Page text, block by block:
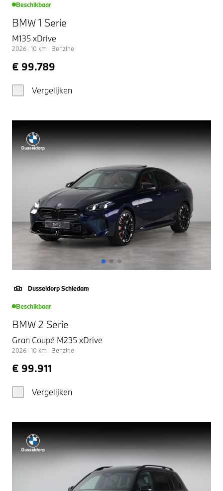
Beschikbaar
BMW 1 Serie
M135 xDrive
2026 10 km Benzine
€ 99.789
Vergelijken
Dusseldorp Schiedam
Beschikbaar
BMW 2 Serie
Gran Coupé M235 xDrive
2026 10 km Benzine
€ 99.911
Vergelijken